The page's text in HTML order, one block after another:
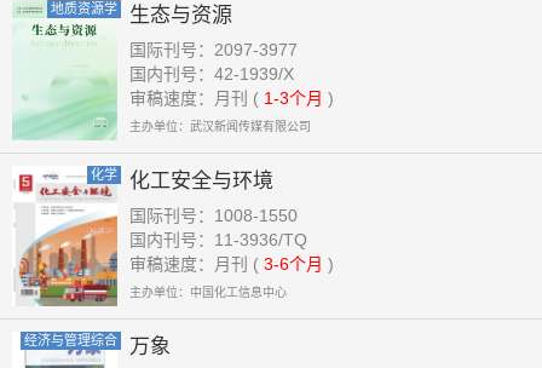
地质资源学 生态与资源
国际刊号：2097-3977
国内刊号：42-1939/X
审稿速度：月刊 ( 1-3个月 )
主办单位：武汉新闻传媒有限公司
化学 化工安全与环境
国际刊号：1008-1550
国内刊号：11-3936/TQ
审稿速度：月刊 ( 3-6个月 )
主办单位：中国化工信息中心
经济与管理综合 万象